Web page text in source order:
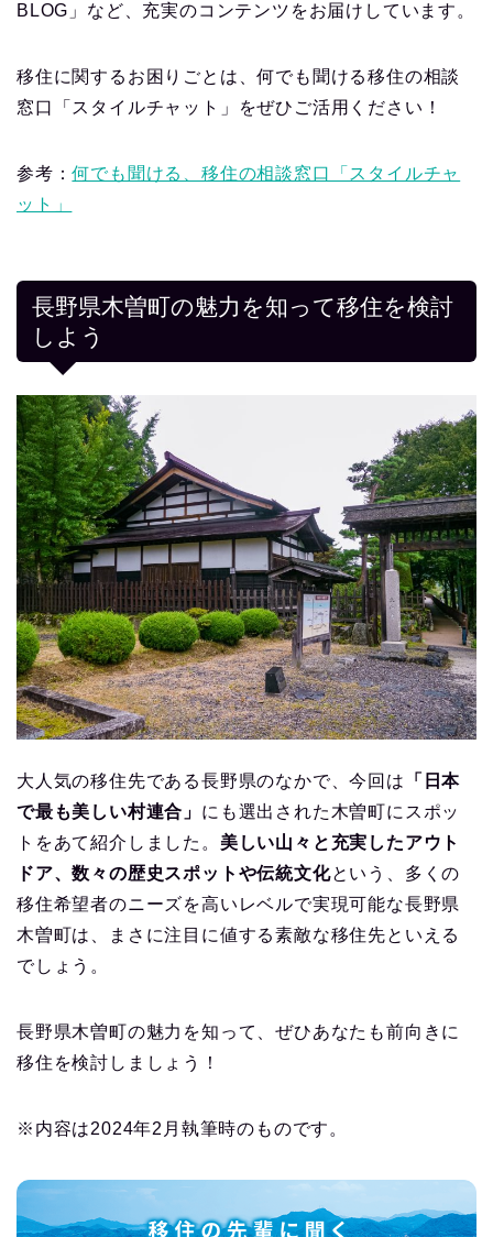
BLOG」など、充実のコンテンツをお届けしています。
移住に関するお困りごとは、何でも聞ける移住の相談
窓口「スタイルチャット」をぜひご活用ください！
参考：何でも聞ける、移住の相談窓口「スタイルチャ
ット」
長野県木曽町の魅力を知って移住を検討
しよう
大人気の移住先である長野県のなかで、今回は
「日本
で最も美しい村連合」 にも選出された木曽町にスポッ
トをあて紹介しました。 美しい山々と充実したアウト
ドア、数々の歴史スポットや伝統文化という、多くの
移住希望者のニーズを高いレベルで実現可能な長野県
木曽町は、まさに注目に値する素敵な移住先といえる
でしょう。
長野県木曽町の魅力を知って、ぜひあなたも前向きに
移住を検討しましょう！
※内容は2024年2月執筆時のものです。